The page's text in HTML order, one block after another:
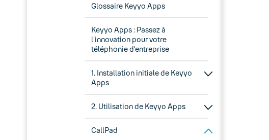
Glossaire Keyyo Apps
Keyyo Apps : Passez à
l’innovation pour votre
téléphonie d’entreprise
1. Installation initiale de Keyyo
Apps
2. Utilisation de Keyyo Apps
CallPad